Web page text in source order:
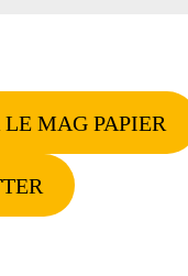
LE MAG PAPIER